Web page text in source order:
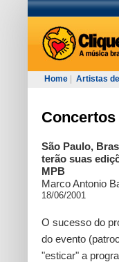
Home Artistas
São Paulo,
terão suas
MPB
Marco Antonio
18/06/2001
O sucesso do
do evento
"esticar" a